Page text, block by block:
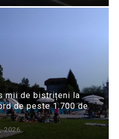
mii de bistrițeni la
de peste 1.700 de
2026